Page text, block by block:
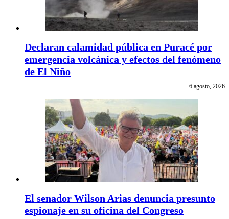
Declaran calamidad pública en Puracé por
emergencia volcánica y efectos del fenómeno
de El Niño
6 agosto, 2026
El senador Wilson Arias denuncia presunto
espionaje en su oficina del Congreso